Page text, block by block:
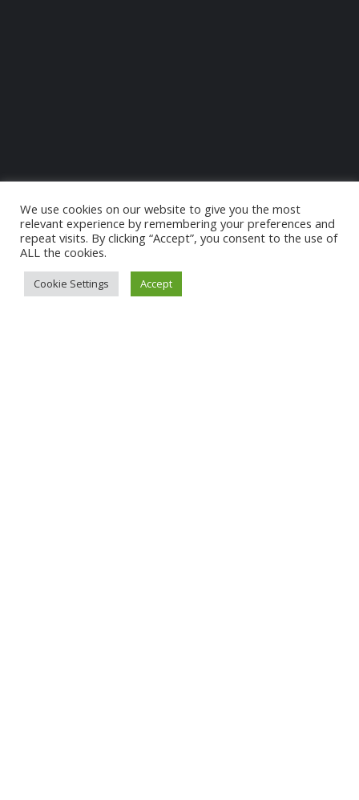
We use cookies on our website to give you the most
relevant experience by remembering your preferences and
repeat visits. By clicking “Accept”, you consent to the use of
ALL the cookies.
Cookie Settings Accept